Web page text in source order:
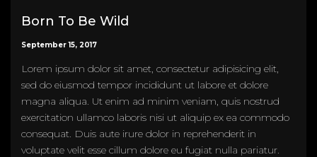
Born To Be Wild
September 15, 2017
Lorem ipsum dolor sit amet, consectetur adipisicing elit,
sed do eiusmod tempor incididunt ut labore et dolore
magna aliqua. Ut enim ad minim veniam, quis nostrud
exercitation ullamco laboris nisi ut aliquip ex ea commodo
consequat. Duis aute irure dolor in reprehenderit in
voluptate velit esse cillum dolore eu fugiat nulla pariatur.